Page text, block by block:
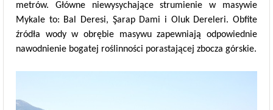
metrów. Główne niewysychające strumienie w masywie
Mykale to: Bal Deresi, Şarap Dami i Oluk Dereleri. Obfite
źródła wody w obrębie masywu zapewniają odpowiednie
nawodnienie bogatej roślinności porastającej zbocza górskie.